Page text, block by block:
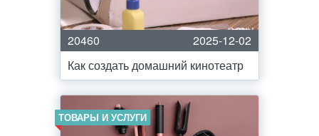
20460
2025-12-02
Как создать домашний кинотеатр
ТОВАРЫ И УСЛУГИ